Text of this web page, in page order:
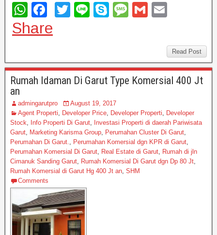
W
h
at
A
p
p
a
c
b
o
o
k
T
Li
S
M
g
e
G
Share
Read Post
Rumah Idaman Di Garut Type Komersial 400 Jt
an
admingarutpro
August 19, 2017
Agent Properti, Developer Price, Developer Properti, Developer
Stock, Info Properti Di Garut, Investasi Properti di daerah Pariwisata
Garut, Marketing Karisma Group, Perumahan Cluster Di Garut,
Perumahan Di Garut., Perumahan Komersial dgn KPR di Garut,
Perumahan Komersial Di Garut, Real Estate di Garut, Rumah di jln
Cimanuk Sanding Garut, Rumah Komersial Di Garut dgn Dp 80 Jt,
Rumah Komersial di Garut Hg 400 Jt an, SHM
Comments